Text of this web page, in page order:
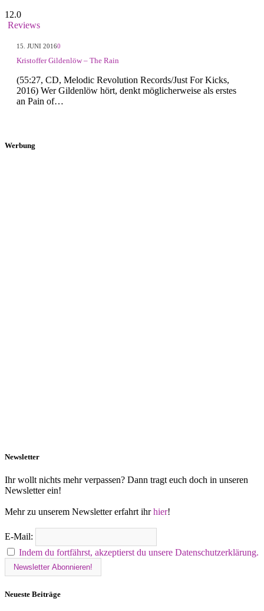
12.0
Reviews
15. JUNI 20160
Kristoffer Gildenlöw – The Rain
(55:27, CD, Melodic Revolution Records/Just For Kicks,
2016) Wer Gildenlöw hört, denkt möglicherweise als erstes
an Pain of…
Werbung
Newsletter
Ihr wollt nichts mehr verpassen? Dann tragt euch doch in unseren
Newsletter ein!
Mehr zu unserem Newsletter erfahrt ihrhier!
E-Mail:
Indem du fortfährst, akzeptierst du unsere Datenschutzerklärung.
Neueste Beiträge